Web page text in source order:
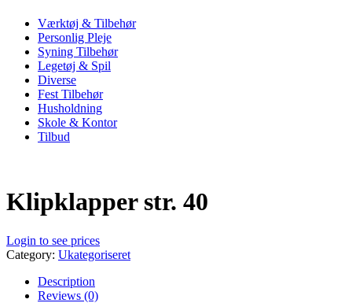
Værktøj & Tilbehør
Personlig Pleje
Syning Tilbehør
Legetøj & Spil
Diverse
Fest Tilbehør
Husholdning
Skole & Kontor
Tilbud
Klipklapper str. 40
Login to see prices
Category: Ukategoriseret
Description
Reviews (0)